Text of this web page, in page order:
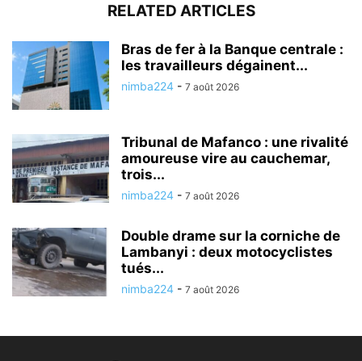
RELATED ARTICLES
Bras de fer à la Banque centrale :
les travailleurs dégainent...
nimba224 - 7 août 2026
Tribunal de Mafanco : une rivalité
amoureuse vire au cauchemar,
trois...
nimba224 - 7 août 2026
Double drame sur la corniche de
Lambanyi : deux motocyclistes
tués...
nimba224 - 7 août 2026